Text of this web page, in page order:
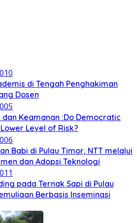
di Tengah Penghakiman
Dosen
dan Keamanan :Do Democratic
Level of Risk?
Babi di Pulau Timor, NTT melalui
dan Adopsi Teknologi
pada Ternak Sapi di Pulau
Berbasis Inseminasi